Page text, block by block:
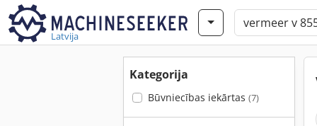
Latvija
Kategorija
Būvniecības iekārtas (7)